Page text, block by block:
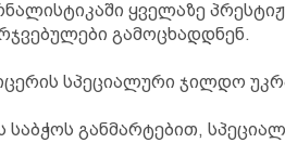
ყველაზე
გამოცხადდნენ.
სპეციალური ჯილდო
საბჭოს განმარტებით,